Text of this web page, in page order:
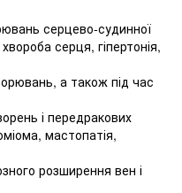
серцево-судинної
серця, гіпертонія,
а також під час
і передракових
мастопатія,
розширення вен і